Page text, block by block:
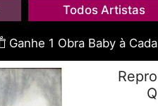
Todos Artistas
Ganhe 1 Obra Baby à